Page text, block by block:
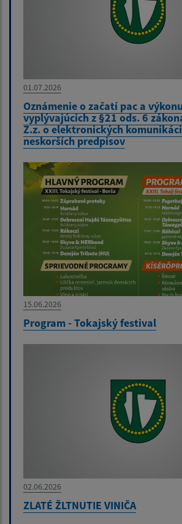
01.07.2026
Oznámenie o začatí pac a
vyplývajúcich z §21 ods. 6
Z.z. o elektronických
neskorších predpisov
15.06.2026
Program - Tokajský festival
02.06.2026
ZLATÉ ŽLTNUTIE VINIČA